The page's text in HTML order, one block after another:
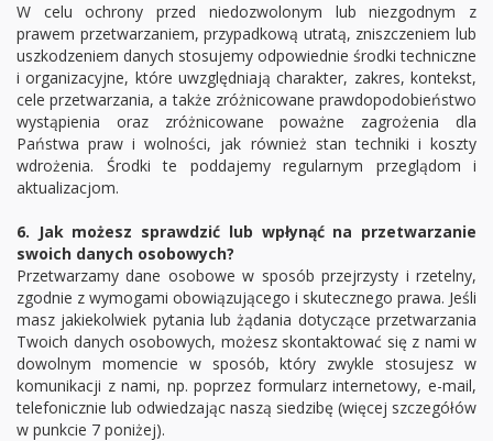
W celu ochrony przed niedozwolonym lub niezgodnym z
prawem przetwarzaniem, przypadkową utratą, zniszczeniem lub
uszkodzeniem danych stosujemy odpowiednie środki techniczne
i organizacyjne, które uwzględniają charakter, zakres, kontekst,
cele przetwarzania, a także zróżnicowane prawdopodobieństwo
wystąpienia oraz zróżnicowane poważne zagrożenia dla
Państwa praw i wolności, jak również stan techniki i koszty
wdrożenia. Środki te poddajemy regularnym przeglądom i
aktualizacjom.
6. Jak możesz sprawdzić lub wpłynąć na przetwarzanie
swoich danych osobowych?
Przetwarzamy dane osobowe w sposób przejrzysty i rzetelny,
zgodnie z wymogami obowiązującego i skutecznego prawa. Jeśli
masz jakiekolwiek pytania lub żądania dotyczące przetwarzania
Twoich danych osobowych, możesz skontaktować się z nami w
dowolnym momencie w sposób, który zwykle stosujesz w
komunikacji z nami, np. poprzez formularz internetowy, e-mail,
telefonicznie lub odwiedzając naszą siedzibę (więcej szczegółów
w punkcie 7 poniżej).